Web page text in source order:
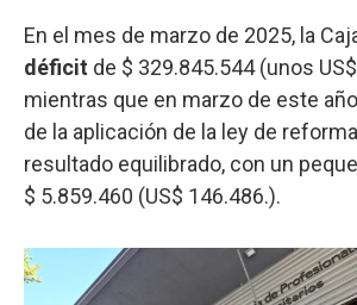
En el mes de marzo de 2025, la
déficit de $ 329.845.544 (unos
mientras que en marzo de este
de la aplicación de la ley de
resultado equilibrado, con un
$ 5.859.460 (US$ 146.486.).